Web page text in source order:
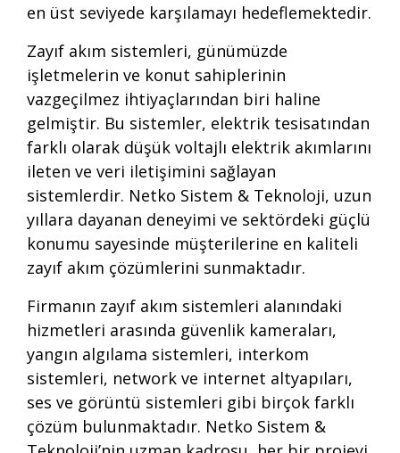
en üst seviyede karşılamayı hedeflemektedir.
Zayıf akım sistemleri, günümüzde
işletmelerin ve konut sahiplerinin
vazgeçilmez ihtiyaçlarından biri haline
gelmiştir. Bu sistemler, elektrik tesisatından
farklı olarak düşük voltajlı elektrik akımlarını
ileten ve veri iletişimini sağlayan
sistemlerdir. Netko Sistem & Teknoloji, uzun
yıllara dayanan deneyimi ve sektördeki güçlü
konumu sayesinde müşterilerine en kaliteli
zayıf akım çözümlerini sunmaktadır.
Firmanın zayıf akım sistemleri alanındaki
hizmetleri arasında güvenlik kameraları,
yangın algılama sistemleri, interkom
sistemleri, network ve internet altyapıları,
ses ve görüntü sistemleri gibi birçok farklı
çözüm bulunmaktadır. Netko Sistem &